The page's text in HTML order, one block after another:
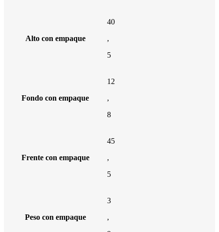
Alto con empaque
40
,
5
Fondo con empaque
12
,
8
Frente con empaque
45
,
5
Peso con empaque
3
,